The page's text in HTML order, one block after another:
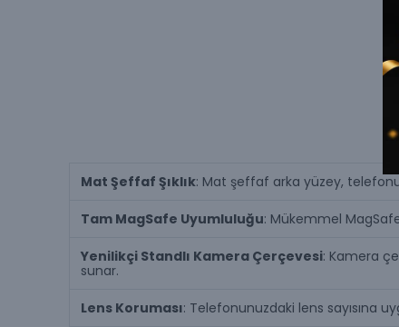
Mat Şeffaf Şıklık: Mat şeffaf arka yüzey,
Tam MagSafe Uyumluluğu: Mükemmel
Yenilikçi Standlı Kamera Çerçevesi: Kamera
sunar.
Lens Koruması: Telefonunuzdaki lens sayısına